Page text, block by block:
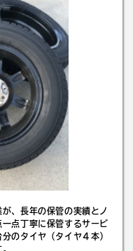
、長年の保管の実績とノ
点丁寧に保管するサービ
のタイヤ（タイヤ４本）